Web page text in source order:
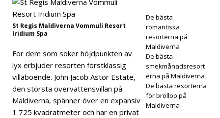
april
]
Meyy
afus
hi
St Regis Maldiverna Vommuli Resort
Iridium Spa
För dem som söker höjdpunkten av
lyx erbjuder resorten förstklassig
villaboende. John Jacob Astor Estate,
den största övervattensvillan på
Maldiverna, spänner över en expansiv
1 725 kvadratmeter och har en privat
De bästa
romantiska
resorterna på
Maldiverna
De bästa
smekmånadsresort
erna på Maldiverna
De bästa resorterna
för bröllop på
Maldiverna